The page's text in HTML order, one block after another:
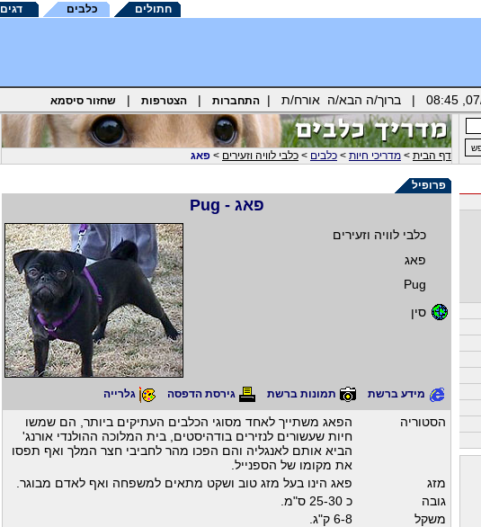
דגים כלבים חתולים
התחברות | הצטרפות | שחזור סיסמא
דף הבית > מדריכי חיות > כלבים > כלבי לוויה וזעירים > פאג
פרופיל
פאג - Pug
כלבי לוויה וזעירים
פאג
Pug
סין
מידע ברשת תמונות ברשת גירסת הדפסה גלרייה
הפאג משתייך לאחד מסוגי הכלבים העתיקים ביותר, הם שמשו
חיות שעשורים לנזירים בודהיסטים, בית המלוכה ההולנדי אורנג'
הביא אותם לאנגליה והם הפכו מהר לחביבי חצר המלך ואף תפסו
את מקומו של הספנייל.
הסטוריה
פאג הינו בעל מזג טוב ושקט מתאים למשפחה ואף לאדם מבוגר.
מזג
כ 25-30 ס"מ.
גובה
6-8 ק"ג.
משקל